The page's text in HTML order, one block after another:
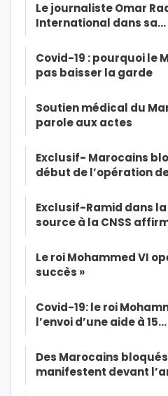
Le journaliste Omar
International dans sa…
Covid-19 : pourquoi le
pas baisser la garde
Soutien médical du
parole aux actes
Exclusif- Marocains
début de l’opération
Exclusif-Ramid dans
source à la CNSS
Le roi Mohammed VI
succès »
Covid-19: le roi
l’envoi d’une aide à 15…
Des Marocains
manifestent devant